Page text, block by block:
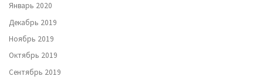
Январь 2020
Декабрь 2019
Ноябрь 2019
Октябрь 2019
Сентябрь 2019